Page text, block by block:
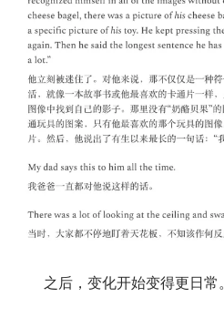
之后，变化开始变得更日常。